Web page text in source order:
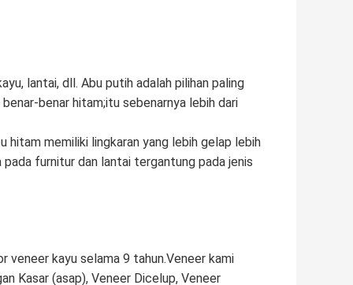
lantai, dll. Abu putih adalah pilihan paling
benar hitam;itu sebenarnya lebih dari
hitam memiliki lingkaran yang lebih gelap lebih
furnitur dan lantai tergantung pada jenis
veneer kayu selama 9 tahun.Veneer kami
Kasar (asap), Veneer Dicelup, Veneer